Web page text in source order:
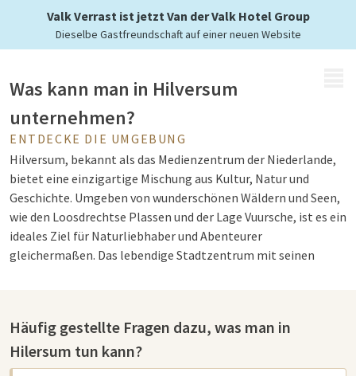
Valk Verrast ist jetzt Van der Valk Hotel Group
Dieselbe Gastfreundschaft auf einer neuen Website
Was kann man in Hilversum
unternehmen?
ENTDECKE DIE UMGEBUNG
Hilversum, bekannt als das Medienzentrum der Niederlande,
bietet eine einzigartige Mischung aus Kultur, Natur und
Geschichte. Umgeben von wunderschönen Wäldern und Seen,
wie den Loosdrechtse Plassen und der Lage Vuursche, ist es ein
ideales Ziel für Naturliebhaber und Abenteurer
gleichermaßen. Das lebendige Stadtzentrum mit seinen
einen längeren Aufenthalt planen, Hilversum bietet alle
Zutaten für einen vielseitigen und inspirierenden Urlaub.
Häufig gestellte Fragen dazu, was man in
Hilersum tun kann?